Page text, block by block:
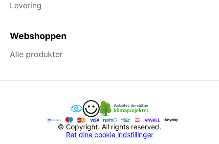
Levering
Webshoppen
Alle produkter
© Copyright. All rights reserved.
Ret dine cookie indstillinger